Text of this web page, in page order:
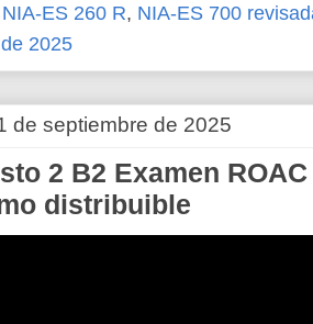
NIA-ES 260 R, NIA-ES 700
2025
de septiembre de 2025
2 B2 Examen
distribuible